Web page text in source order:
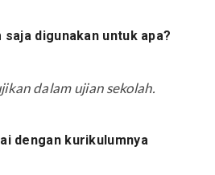
digunakan untuk apa?
dalam ujian sekolah.
dengan kurikulumnya